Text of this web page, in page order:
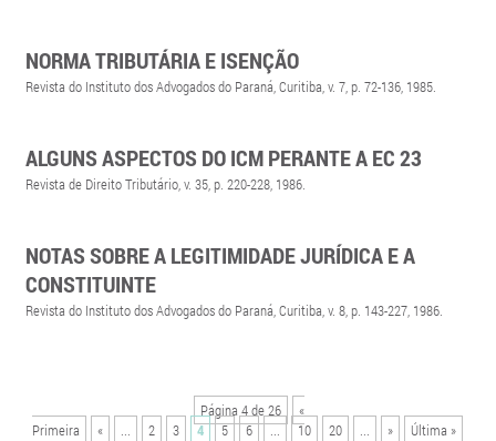
NORMA TRIBUTÁRIA E ISENÇÃO
Revista do Instituto dos Advogados do Paraná, Curitiba, v. 7, p. 72-136, 1985.
ALGUNS ASPECTOS DO ICM PERANTE A EC 23
Revista de Direito Tributário, v. 35, p. 220-228, 1986.
NOTAS SOBRE A LEGITIMIDADE JURÍDICA E A
CONSTITUINTE
Revista do Instituto dos Advogados do Paraná, Curitiba, v. 8, p. 143-227, 1986.
Página 4 de 26
«
Primeira
« ... 2 3 4 5 6 ... 10 20 ... » Última »